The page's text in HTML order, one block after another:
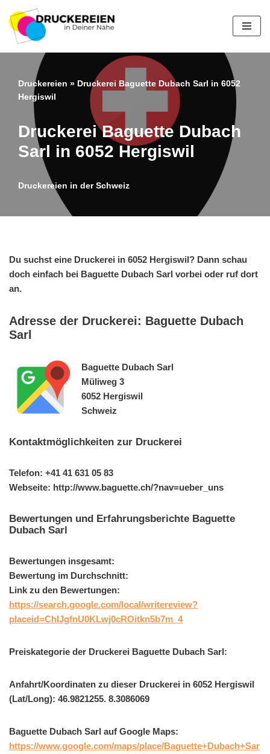
Zum
Inhalt
springen
Druckereien » Druckerei Baguette Dubach Sarl in 6052
Hergiswil
Druckerei Baguette Dubach
Sarl in 6052 Hergiswil
Druckereien in der Schweiz
Du suchst eine Druckerei in 6052 Hergiswil? Dann schau
doch einfach bei Baguette Dubach Sarl vorbei oder ruf dort
an.
Adresse der Druckerei: Baguette Dubach
Sarl
Baguette Dubach Sarl
Müliweg 3
6052 Hergiswil
Schweiz
Kontaktmöglichkeiten zur Druckerei
Telefon: +41 41 631 05 83
Webseite: http://www.baguette.ch/?nav=ueber_uns
Bewertungen und Erfahrungsberichte Baguette
Dubach Sarl
Bewertungen insgesamt:
Bewertung im Durchschnitt:
Link zu den Bewertungen:
https://search.google.com/local/writereview?
placeid=ChIJgfnU0KLwj0cROitkn5b7m_4
Preiskategorie der Druckerei Baguette Dubach Sarl:
Anfahrt/Koordinaten zu dieser Druckerei in 6052 Hergiswil
(Lat/Long): 46.9821255. 8.3086069
Baguette Dubach Sarl auf Google Maps:
https://www.google.com/maps/place/Baguette+Dubach+Sar